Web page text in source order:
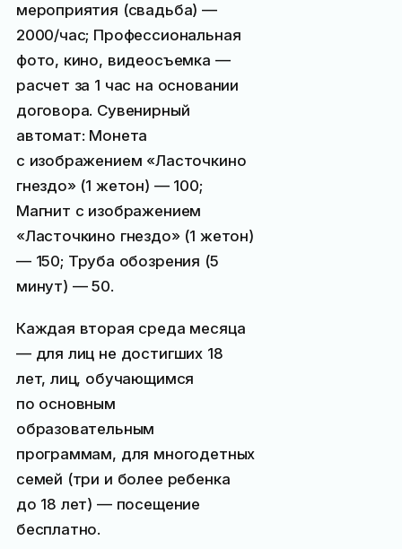
мероприятия (свадьба) —
2000/час; Профессиональная
фото, кино, видеосъемка —
расчет за 1 час на основании
договора. Сувенирный
автомат: Монета
с изображением «Ласточкино
гнездо» (1 жетон) — 100;
Магнит с изображением
«Ласточкино гнездо» (1 жетон)
— 150; Труба обозрения (5
минут) —50.
Каждая вторая среда месяца
— для лиц не достигших 18
лет, лиц, обучающимся
по основным
образовательным
программам, для многодетных
семей (три и более ребенка
до 18 лет) — посещение
бесплатно.